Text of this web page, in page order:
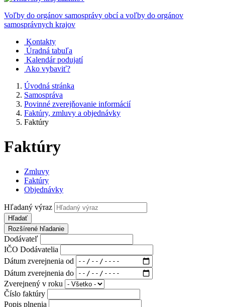
Voľby do orgánov samosprávy obcí a voľby do orgánov
samosprávnych krajov
Kontakty
Úradná tabuľa
Kalendár podujatí
Ako vybaviť?
Úvodná stránka
Samospráva
Povinné zverejňovanie informácií
Faktúry, zmluvy a objednávky
Faktúry
Faktúry
Zmluvy
Faktúry
Objednávky
Hľadaný výraz
Hľadať
Rozšírené hľadanie
Dodávateľ
IČO Dodávatelia
Dátum zverejnenia od
Dátum zverejnenia do
Zverejnený v roku
Číslo faktúry
Popis plnenia